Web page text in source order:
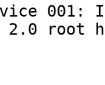
001:
2.0 root